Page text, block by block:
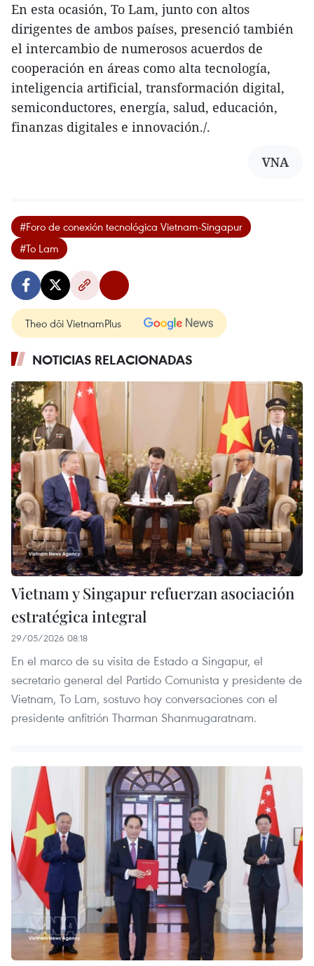
En esta ocasión, To Lam, junto con altos
dirigentes de ambos países, presenció también
el intercambio de numerosos acuerdos de
cooperación en áreas como alta tecnología,
inteligencia artificial, transformación digital,
semiconductores, energía, salud, educación,
finanzas digitales e innovación./.
VNA
#Foro de conexión tecnológica Vietnam-Singapur
#To Lam
Theo dõi VietnamPlus
NOTICIAS RELACIONADAS
Vietnam y Singapur refuerzan asociación
estratégica integral
29/05/2026 08:18
En el marco de su visita de Estado a Singapur, el
secretario general del Partido Comunista y presidente de
Vietnam, To Lam, sostuvo hoy conversaciones con el
presidente anfitrión Tharman Shanmugaratnam.